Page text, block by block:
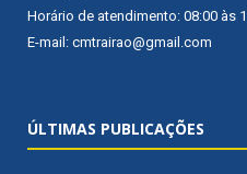
Horário de atendimento: 08:00 às
E-mail: cmtrairao@gmail.com
ÚLTIMAS PUBLICAÇÕES